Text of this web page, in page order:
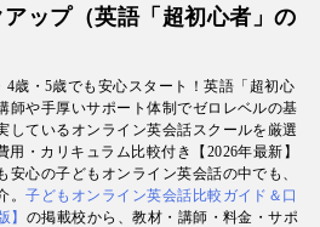
ル教育を実践した英語学習コーチ.
博士、インター校経営者、子ども向
ーキングママなど多様な専門家が多
with kids・AERA・NewsPicks等の
・監修実績も豊富な“世界と子どもの
報ハブ”です。
ップ（英語「超初心者」の
歳・5歳でも安心スタート！英語「超初心
師や手厚いサポート体制でゼロレベルの基
しているオンライン英会話スクールを厳選
・カリキュラム比較付き【2026年最新】
心の子どもオンライン英会話の中でも、
。子どもオンライン英会話比較ガイド＆口
】 の掲載校から、教材・講師・料金・サポ